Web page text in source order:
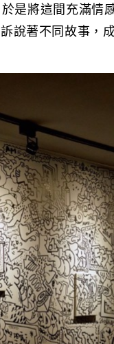
是將這間充滿情
說著不同故事，